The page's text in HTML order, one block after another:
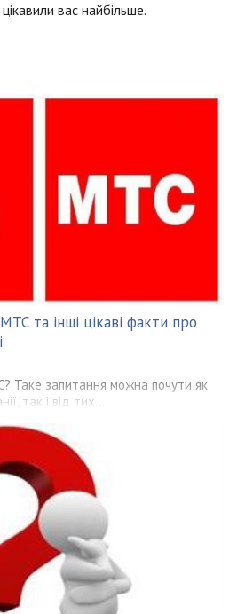
вас найбільше.
та інші цікаві факти про
Таке запитання можна почути як
так і від тих...